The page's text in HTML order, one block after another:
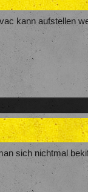
kann aufstellen
sich nichtmal